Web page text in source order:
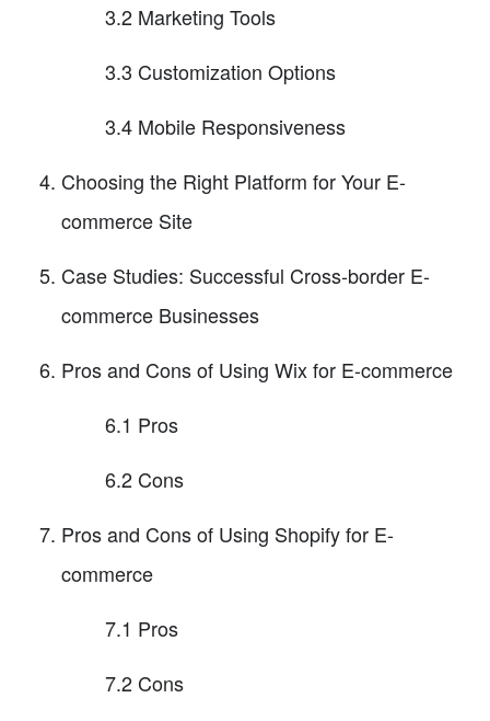
3.2 Marketing Tools
3.3 Customization Options
3.4 Mobile Responsiveness
Choosing the Right Platform for Your E-
commerce Site
Case Studies: Successful Cross-border E-
commerce Businesses
Pros and Cons of Using Wix for E-commerce
6.1 Pros
6.2 Cons
Pros and Cons of Using Shopify for E-
commerce
7.1 Pros
7.2 Cons